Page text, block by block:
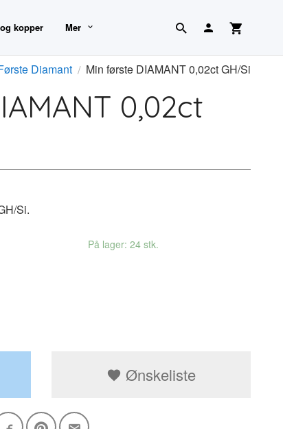
kopper Mer
Diamant Min første DIAMANT 0,02ct GH/Si
0,02ct
Si.
På lager: 24 stk.
Ønskeliste